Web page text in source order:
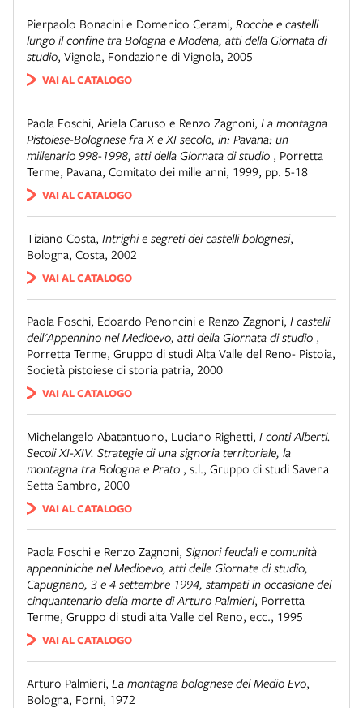
Pierpaolo Bonacini e Domenico Cerami, Rocche e castelli
lungo il confine tra Bologna e Modena, atti della Giornata di
studio, Vignola, Fondazione di Vignola, 2005
VAI AL CATALOGO
Paola Foschi, Ariela Caruso e Renzo Zagnoni, La montagna
Pistoiese-Bolognese fra X e XI secolo, in: Pavana: un
millenario 998-1998, atti della Giornata di studio , Porretta
Terme, Pavana, Comitato dei mille anni, 1999, pp. 5-18
VAI AL CATALOGO
Tiziano Costa, Intrighi e segreti dei castelli bolognesi,
Bologna, Costa, 2002
VAI AL CATALOGO
Paola Foschi, Edoardo Penoncini e Renzo Zagnoni, I castelli
dell'Appennino nel Medioevo, atti della Giornata di studio ,
Porretta Terme, Gruppo di studi Alta Valle del Reno- Pistoia,
Società pistoiese di storia patria, 2000
VAI AL CATALOGO
Michelangelo Abatantuono, Luciano Righetti, I conti Alberti.
Secoli XI-XIV. Strategie di una signoria territoriale, la
montagna tra Bologna e Prato , s.l., Gruppo di studi Savena
Setta Sambro, 2000
VAI AL CATALOGO
Paola Foschi e Renzo Zagnoni, Signori feudali e comunità
appenniniche nel Medioevo, atti delle Giornate di studio,
Capugnano, 3 e 4 settembre 1994, stampati in occasione del
cinquantenario della morte di Arturo Palmieri, Porretta
Terme, Gruppo di studi alta Valle del Reno, ecc., 1995
VAI AL CATALOGO
Arturo Palmieri, La montagna bolognese del Medio Evo,
Bologna, Forni, 1972